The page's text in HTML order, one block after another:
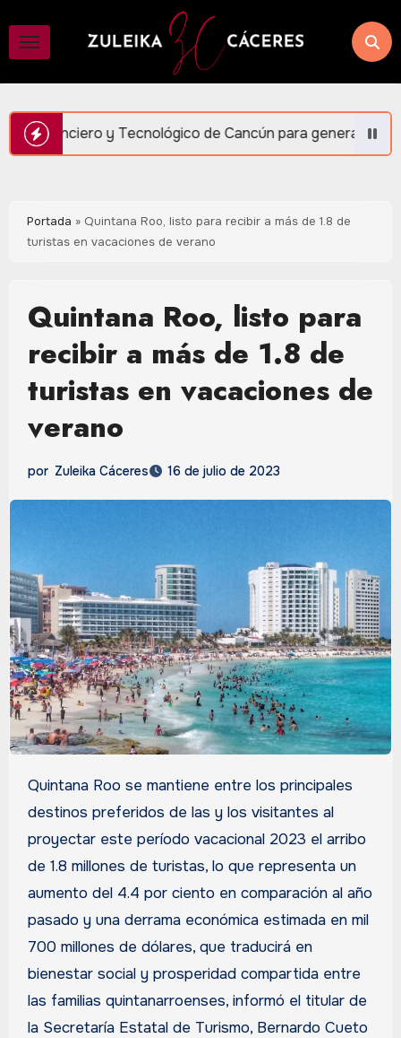
contenido
de Cancún para generar más empleo y bienestar:
Portada » Quintana Roo, listo para recibir a más de 1.8 de
turistas en vacaciones de verano
Quintana Roo, listo para
recibir a más de 1.8 de
turistas en vacaciones de
verano
por Zuleika Cáceres 16 de julio de 2023
Quintana Roo se mantiene entre los principales
destinos preferidos de las y los visitantes al
proyectar este período vacacional 2023 el arribo
de 1.8 millones de turistas, lo que representa un
aumento del 4.4 por ciento en comparación al año
pasado y una derrama económica estimada en mil
700 millones de dólares, que traducirá en
bienestar social y prosperidad compartida entre
las familias quintanarroenses, informó el titular de
la Secretaría Estatal de Turismo, Bernardo Cueto